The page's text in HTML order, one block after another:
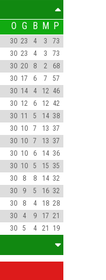
O G B M P
30 23 4 3
73
30 23 4 3
73
30 20 8 2
68
30 17 6 7
57
30 14 4 12 46
30 12 6 12 42
30 11 5 14 38
30 10 7 13 37
30 10 7 13 37
30 10 6 14 36
30 10 5 15 35
30 8 8 14 32
30 9 5 16 32
30 8 4 18 28
30 4 9 17 21
30 5 4 21 19